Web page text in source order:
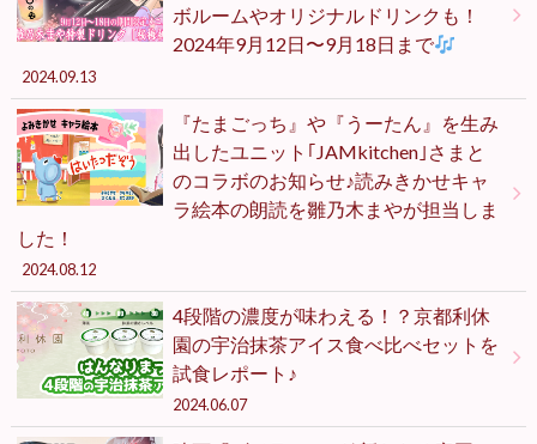
ボルームやオリジナルドリンクも！
2024年9月12日〜9月18日まで
2024.09.13
『たまごっち』や『うーたん』を生み
出したユニット｢JAMkitchen｣さまと
のコラボのお知らせ♪読みきかせキャ
ラ絵本の朗読を雛乃木まやが担当しま
した！
2024.08.12
4段階の濃度が味わえる！？京都利休
園の宇治抹茶アイス食べ比べセットを
試食レポート♪
2024.06.07